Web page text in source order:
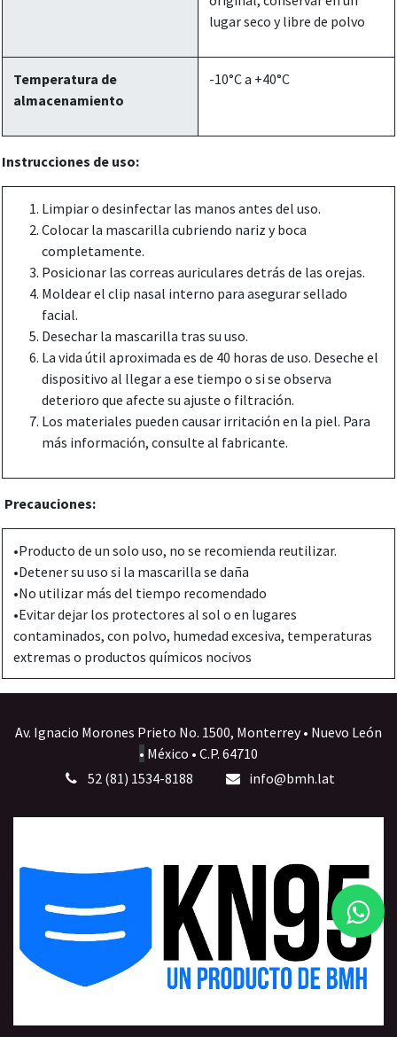
lugar seco y libre de polvo
Temperatura de
almacenamiento
-10°C a +40°C
Instrucciones de uso:
Limpiar o desinfectar las manos antes del uso.
Colocar la mascarilla cubriendo nariz y boca
completamente.
Posicionar las correas auriculares detrás de las orejas.
Moldear el clip nasal interno para asegurar sellado
facial.
Desechar la mascarilla tras su uso.
La vida útil aproximada es de 40 horas de uso. Deseche el
dispositivo al llegar a ese tiempo o si se observa
deterioro que afecte su ajuste o filtración.
Los materiales pueden causar irritación en la piel. Para
más información, consulte al fabricante.
Precauciones:
•Producto de un solo uso, no se recomienda reutilizar.
•Detener su uso si la mascarilla se daña
•No utilizar más del tiempo recomendado
•Evitar dejar los protectores al sol o en lugares
contaminados, con polvo, humedad excesiva, temperaturas
extremas o productos químicos nocivos
Av. Ignacio Morones Prieto No. 1500, Monterrey • Nuevo León
• México • C.P. 64710
52 (81) 1534-8188
info@bmh.lat